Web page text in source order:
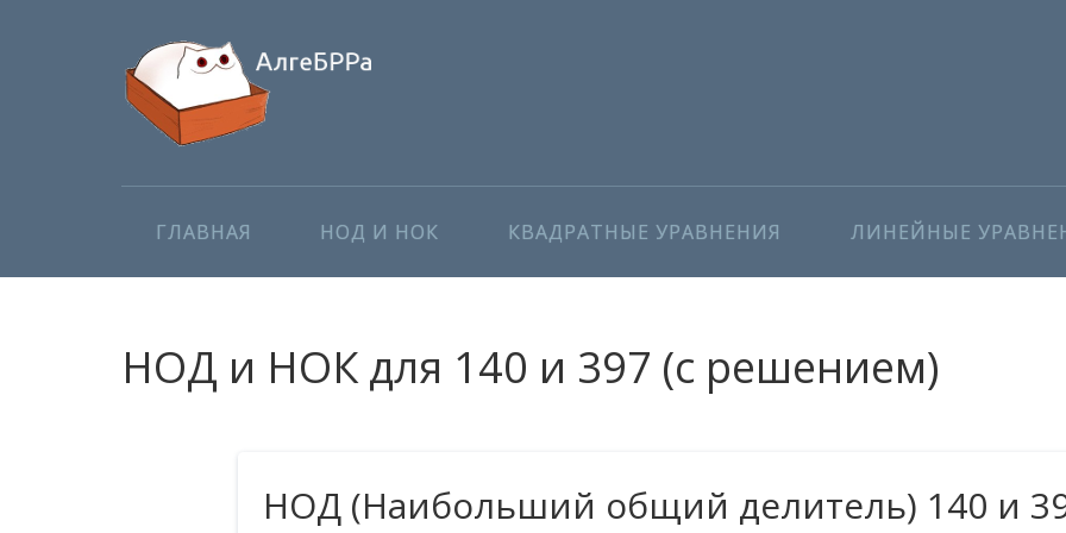
ГЛАВНАЯ НОД И НОК КВАДРАТНЫЕ УРАВНЕНИЯ ЛИНЕЙНЫЕ
НОД и НОК для 140 и 397 (с решением)
НОД (Наибольший общий делитель) 140 и